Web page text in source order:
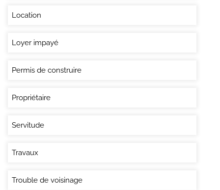
Location
Loyer impayé
Permis de construire
Propriétaire
Servitude
Travaux
Trouble de voisinage